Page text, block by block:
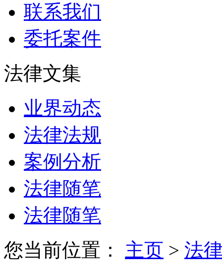
联系我们
委托案件
法律文集
业界动态
法律法规
案例分析
法律随笔
法律随笔
您当前位置： 主页 > 法